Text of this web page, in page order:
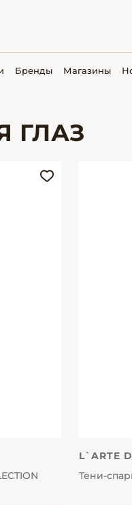
Бренды Магазины
ГЛАЗ
L`ARTE
Тени-